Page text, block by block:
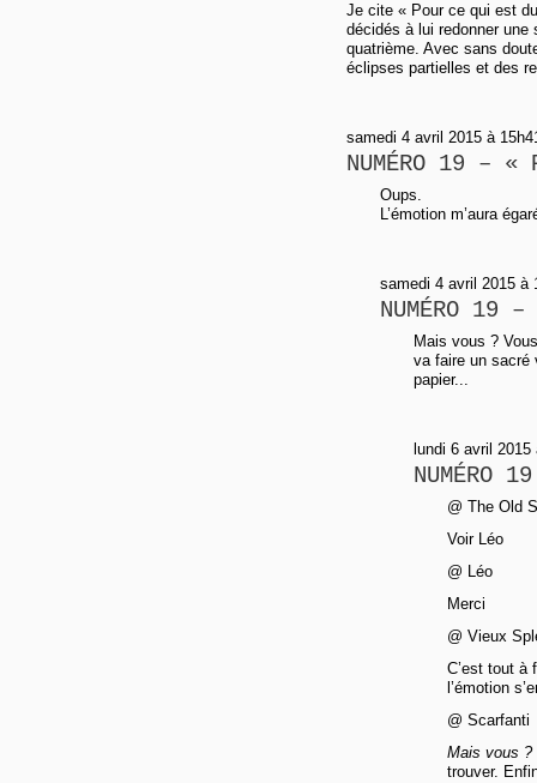
Je cite « Pour ce qui est
décidés à lui redonner
quatrième. Avec sans
éclipses partielles et des
samedi 4 avril 2015 à
NUMÉRO 19 – «
Oups.
L’émotion m’aura
samedi 4 avril 2015 à
NUMÉRO 19
Mais vous ?
va faire un sacré
papier...
lundi 6 avril
NUMÉRO
@ The Old
Voir Léo
@ Léo
Merci
@ Vieux
C’est tout à
l’émotion
@ Scarfanti
Mais vous ?
trouver.